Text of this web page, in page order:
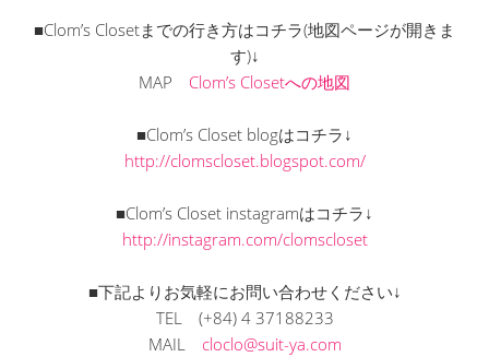
■Clom’s Closetまでの行き方はコチラ(地図ページが開きま
す)↓
MAP Clom’s Closetへの地図
■Clom’s Closet blogはコチラ↓
http://clomscloset.blogspot.com/
■Clom’s Closet instagramはコチラ↓
http://instagram.com/clomscloset
■下記よりお気軽にお問い合わせください↓
TEL (+84) 4 37188233
MAIL cloclo@suit-ya.com